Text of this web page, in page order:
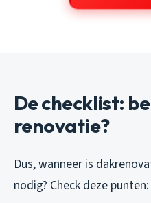
De checklist:
renovatie?
Dus, wanneer is
nodig? Check deze punten: